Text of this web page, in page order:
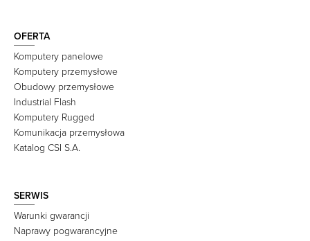
OFERTA
Komputery panelowe
Komputery przemysłowe
Obudowy przemysłowe
Industrial Flash
Komputery Rugged
Komunikacja przemysłowa
Katalog CSI S.A.
SERWIS
Warunki gwarancji
Naprawy pogwarancyjne